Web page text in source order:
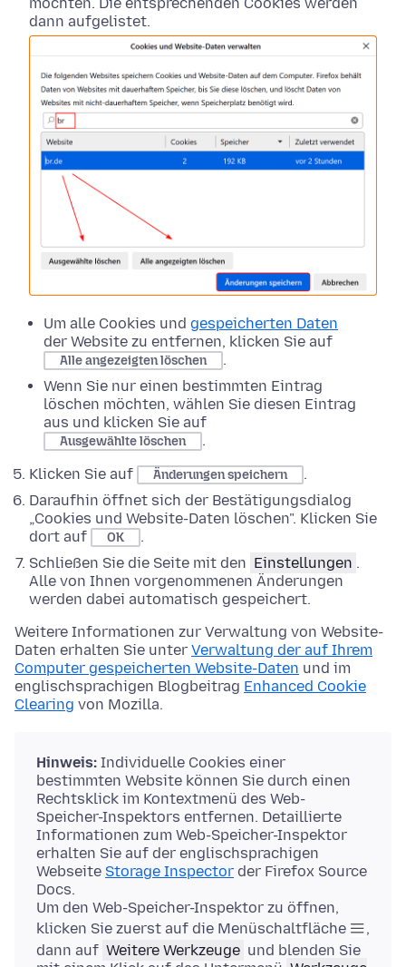
möchten. Die entsprechenden Cookies werden
dann aufgelistet.
Um alle Cookies und gespeicherten Daten
der Website zu entfernen, klicken Sie auf
Alle angezeigten löschen
.
Wenn Sie nur einen bestimmten Eintrag
löschen möchten, wählen Sie diesen Eintrag
aus und klicken Sie auf
Ausgewählte löschen
.
Klicken Sie auf
Änderungen speichern
.
Daraufhin öffnet sich der Bestätigungsdialog
„Cookies und Website-Daten löschen". Klicken Sie
dort auf
OK
.
Schließen Sie die Seite mit den Einstellungen .
Alle von Ihnen vorgenommenen Änderungen
werden dabei automatisch gespeichert.
Weitere Informationen zur Verwaltung von Website-
Daten erhalten Sie unter Verwaltung der auf Ihrem
Computer gespeicherten Website-Daten und im
englischsprachigen Blogbeitrag Enhanced Cookie
Clearing von Mozilla.
Hinweis: Individuelle Cookies einer
bestimmten Website können Sie durch einen
Rechtsklick im Kontextmenü des Web-
Speicher-Inspektors entfernen. Detaillierte
Informationen zum Web-Speicher-Inspektor
erhalten Sie auf der englischsprachigen
Webseite Storage Inspector der Firefox Source
Docs.
Um den Web-Speicher-Inspektor zu öffnen,
klicken Sie zuerst auf die Menüschaltfläche
,
dann auf Weitere Werkzeuge und blenden Sie